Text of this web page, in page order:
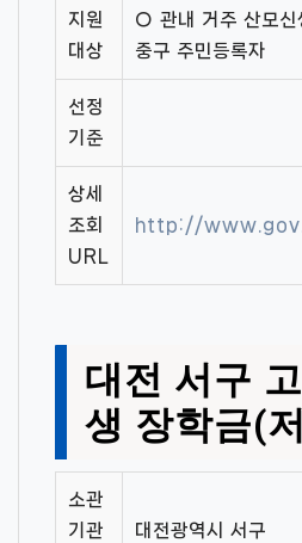
지원
대상
○ 관내 거주 산모신
중구 주민등록자
선정
기준
상세
조회
URL
http://
대전 서구
생 장학금(
소관
기관
대전광역시 서구